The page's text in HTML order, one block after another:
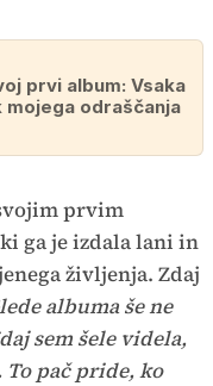
prvi album: Vsaka
mojega odraščanja
prvim
ga je izdala lani in
življenja. Zdaj
albuma še ne
sem šele videla,
pač pride, ko